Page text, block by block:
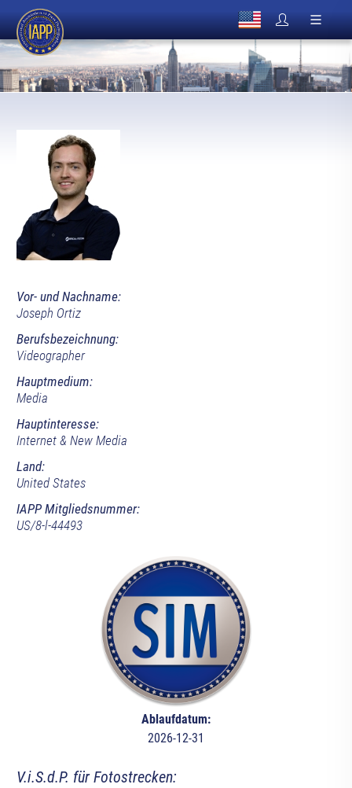
Vor- und Nachname:
Joseph Ortiz
Berufsbezeichnung:
Videographer
Hauptmedium:
Media
Hauptinteresse:
Internet & New Media
Land:
United States
IAPP Mitgliedsnummer:
US/8-l-44493
Ablaufdatum:
2026-12-31
V.i.S.d.P. für Fotostrecken: